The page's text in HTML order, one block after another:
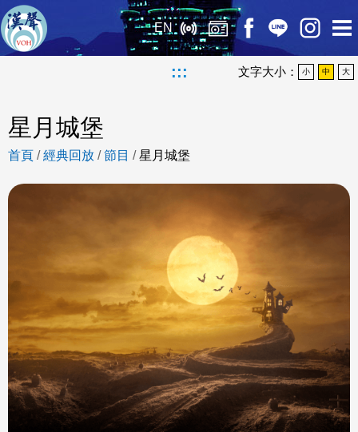
EN
::: 文字大小： 小 中 大
星月城堡
首頁 /經典回放 /節目 /星月城堡